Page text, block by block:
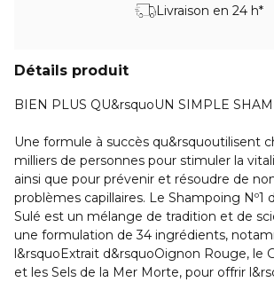
Livraison en 24 h*
Détails produit
BIEN PLUS QU&rsquoUN SIMPLE
Une formule à succès qu&rsquoutilisent
milliers de personnes pour stimuler la
ainsi que pour prévenir et résoudre de
problèmes capillaires. Le Shampoing Nº1
Sulé est un mélange de tradition et de
une formulation de 34 ingrédients,
l&rsquoExtrait d&rsquoOignon Rouge, le
et les Sels de la Mer Morte, pour offrir